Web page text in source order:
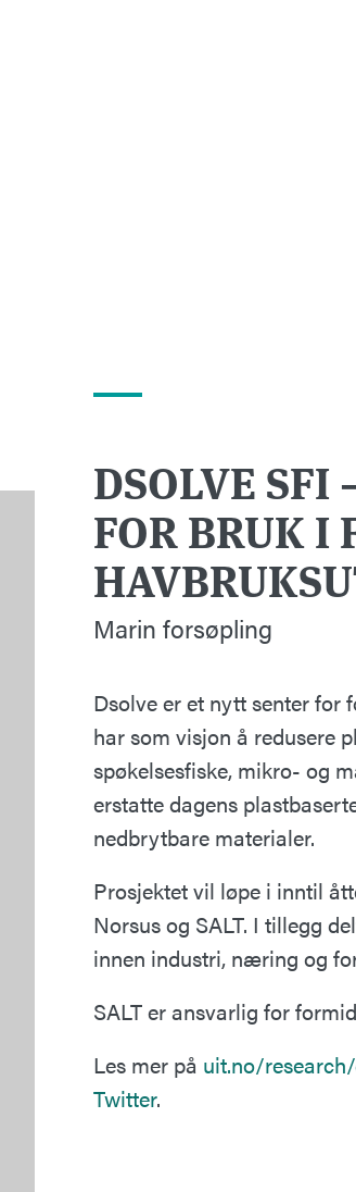
DSOLVE SFI
FOR BRUK I
Marin forsøpling
Dsolve er et nytt senter for
har som visjon å redusere
spøkelsesfiske, mikro- og
erstatte dagens
nedbrytbare materialer.
Prosjektet vil løpe i inntil
Norsus og SALT. I tillegg
innen industri, næring og
SALT er ansvarlig for
Les mer på uit.no/
Twitter.